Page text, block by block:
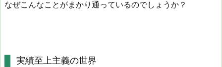
なぜこんなことがまかり通っているのでしょうか？
実績至上主義の世界